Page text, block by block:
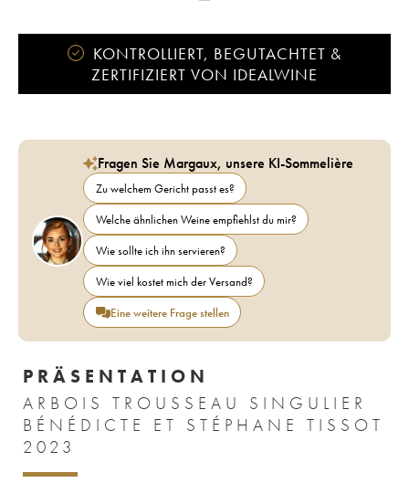
KONTROLLIERT, BEGUTACHTET &
ZERTIFIZIERT VON IDEALWINE
Fragen Sie Margaux, unsere KI-Sommelière
Zu welchem Gericht passt es?
Welche ähnlichen Weine empfiehlst du mir?
Wie sollte ich ihn servieren?
Wie viel kostet mich der Versand?
Eine weitere Frage stellen
PRÄSENTATION
ARBOIS TROUSSEAU SINGULIER
BÉNÉDICTE ET STÉPHANE TISSOT
2023